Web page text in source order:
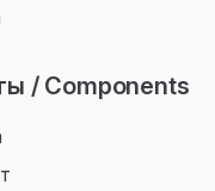
/ Components